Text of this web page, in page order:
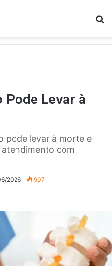
Pode Levar à
pode levar à morte e
atendimento com
2026 907